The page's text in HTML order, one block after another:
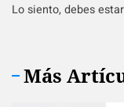
Lo siento, debes estar
Más